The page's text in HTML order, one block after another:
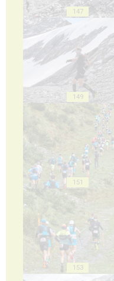
147
149
151
153